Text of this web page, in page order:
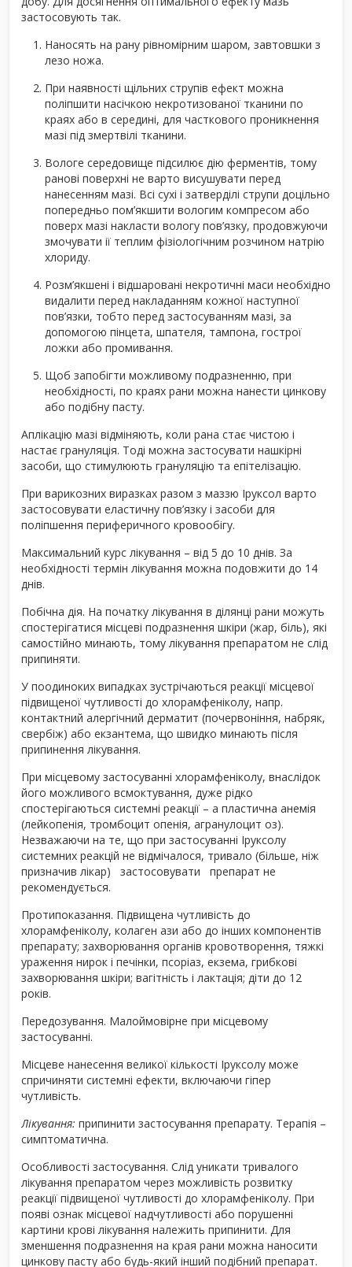
застосовують так.
Наносять на рану рівномірним шаром, завтовшки з
лезо ножа.
При наявності щільних струпів ефект можна
поліпшити насічкою некротизованої тканини по
краях або в середині, для часткового проникнення
мазі під змертвілі тканини.
Вологе середовище підсилює дію ферментів, тому
ранові поверхні не варто висушувати перед
нанесенням мазі. Всі сухі і затверділі струпи доцільно
попередньо пом’якшити вологим компресом або
поверх мазі накласти вологу пов’язку, продовжуючи
змочувати ії теплим фізіологічним розчином натрію
хлориду.
Розм’якшені і відшаровані некротичні маси необхідно
видалити перед накладанням кожної наступної
пов’язки, тобто перед застосуванням мазі, за
допомогою пінцета, шпателя, тампона, гострої
ложки або промивання.
Щоб запобігти можливому подразненню, при
необхідності, по краях рани можна нанести цинкову
або подібну пасту.
Аплікацію мазі відміняють, коли рана стає чистою і
настає грануляція. Тоді можна застосувати нашкірні
засоби, що стимулюють грануляцію та епітелізацію.
При варикозних виразках разом з маззю Iруксол варто
застосовувати еластичну пов’язку і засоби для
поліпшення периферичного кровообігу.
Максимальний курс лікування – від 5 до 10 днів. За
необхідності термін лікування можна подовжити до 14
днів.
Побічна дія. На початку лікування в ділянці рани можуть
спостерігатися місцеві подразнення шкіри (жар, біль), які
самостійно минають, тому лікування препаратом не слід
припиняти.
У поодиноких випадках зустрічаються реакції місцевої
підвищеної чутливості до хлорамфеніколу, напр.
контактний алергічний дерматит (почервоніння, набряк,
свербіж) або екзантема, що швидко минають після
припинення лікування.
При місцевому застосуванні хлорамфеніколу, внаслідок
його можливого всмоктування, дуже рідко
спостерігаються системні реакції – а пластична анемія
(лейкопенія, тромбоцит опенія, агранулоцит оз).
Незважаючи на те, що при застосуванні Iруксолу
системних реакцій не відмічалося, тривало (більше, ніж
призначив лікар) застосовувати препарат не
рекомендується.
Протипоказання. Підвищена чутливість до
хлорамфеніколу, колаген ази або до інших компонентів
препарату; захворювання органів кровотворення, тяжкі
ураження нирок і печінки, псоріаз, екзема, грибкові
захворювання шкіри; вагітність і лактація; діти до 12
років.
Передозування. Малоймовірне при місцевому
застосуванні.
Місцеве нанесення великої кількості Іруксолу може
спричиняти системні ефекти, включаючи гіпер
чутливість.
Лікування: припинити застосування препарату. Терапія –
симптоматична.
Особливості застосування. Слід уникати тривалого
лікування препаратом через можливість розвитку
реакції підвищеної чутливості до хлорамфеніколу. При
появі ознак місцевої надчутливості або порушенні
картини крові лікування належить припинити. Для
зменшення подразнення на края рани можна наносити
цинкову пасту або будь-який інший подібний препарат.